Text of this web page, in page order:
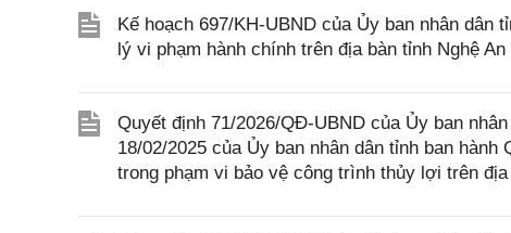
Kế hoạch 697/KH-UBND của Ủy ban nhân
lý vi phạm hành chính trên địa bàn tỉnh Nghệ An
Quyết định 71/2026/QĐ-UBND của Ủy ban
18/02/2025 của Ủy ban nhân dân tỉnh ban
trong phạm vi bảo vệ công trình thủy lợi trên